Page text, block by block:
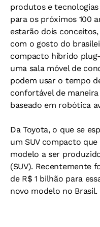
produtos e
para os próximos 100
estarão dois
com o gosto do
compacto híbrido
uma sala móvel de
podem usar o tempo
confortável de
baseado em robótica
Da Toyota, o que se
um SUV compacto
modelo a ser
(SUV). Recentemente
de R$ 1 bilhão para
novo modelo no Brasil.